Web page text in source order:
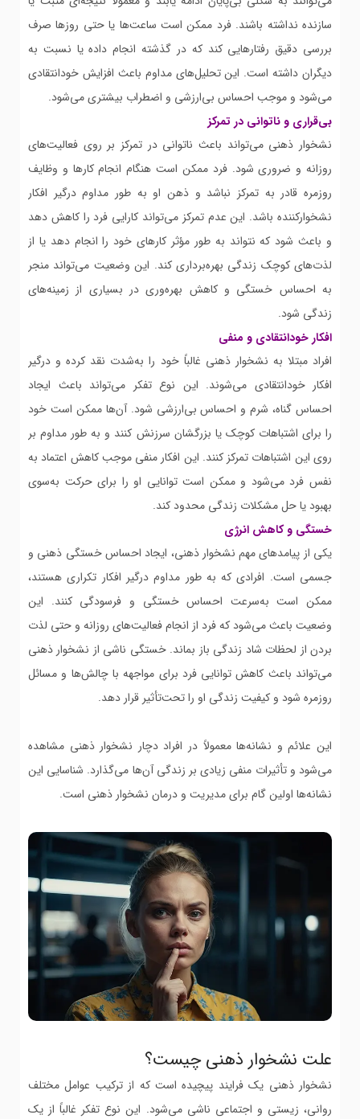
سازنده نداشته باشند. فرد ممکن است ساعت‌ها یا حتی روزها صرف
بررسی دقیق رفتارهایی کند که در گذشته انجام داده یا نسبت به
دیگران داشته است. این تحلیل‌های مداوم باعث افزایش خودانتقادی
می‌شود و موجب احساس بی‌ارزشی و اضطراب بیشتری می‌شود.
بی‌قراری و ناتوانی در تمرکز
نشخوار ذهنی می‌تواند باعث ناتوانی در تمرکز بر روی فعالیت‌های
روزانه و ضروری شود. فرد ممکن است هنگام انجام کارها و وظایف
روزمره قادر به تمرکز نباشد و ذهن او به طور مداوم درگیر افکار
نشخوارکننده باشد. این عدم تمرکز می‌تواند کارایی فرد را کاهش دهد
و باعث شود که نتواند به طور مؤثر کارهای خود را انجام دهد یا از
لذت‌های کوچک زندگی بهره‌برداری کند. این وضعیت می‌تواند منجر
به احساس خستگی و کاهش بهره‌وری در بسیاری از زمینه‌های
زندگی شود.
افکار خودانتقادی و منفی
افراد مبتلا به نشخوار ذهنی غالباً خود را به‌شدت نقد کرده و درگیر
افکار خودانتقادی می‌شوند. این نوع تفکر می‌تواند باعث ایجاد
احساس گناه، شرم و احساس بی‌ارزشی شود. آن‌ها ممکن است خود
را برای اشتباهات کوچک یا بزرگشان سرزنش کنند و به طور مداوم بر
روی این اشتباهات تمرکز کنند. این افکار منفی موجب کاهش اعتماد به
نفس فرد می‌شود و ممکن است توانایی او را برای حرکت به‌سوی
بهبود یا حل مشکلات زندگی محدود کند.
خستگی و کاهش انرژی
یکی از پیامدهای مهم نشخوار ذهنی، ایجاد احساس خستگی ذهنی و
جسمی است. افرادی که به طور مداوم درگیر افکار تکراری هستند،
ممکن است به‌سرعت احساس خستگی و فرسودگی کنند. این
وضعیت باعث می‌شود که فرد از انجام فعالیت‌های روزانه و حتی لذت
بردن از لحظات شاد زندگی باز بماند. خستگی ناشی از نشخوار ذهنی
می‌تواند باعث کاهش توانایی فرد برای مواجهه با چالش‌ها و مسائل
روزمره شود و کیفیت زندگی او را تحت‌تأثیر قرار دهد.
این علائم و نشانه‌ها معمولاً در افراد دچار نشخوار ذهنی مشاهده
می‌شود و تأثیرات منفی زیادی بر زندگی آن‌ها می‌گذارد. شناسایی این
نشانه‌ها اولین گام برای مدیریت و درمان نشخوار ذهنی است.
علت نشخوار ذهنی چیست؟
نشخوار ذهنی یک فرایند پیچیده است که از ترکیب عوامل مختلف
روانی، زیستی و اجتماعی ناشی می‌شود. این نوع تفکر غالباً از یک